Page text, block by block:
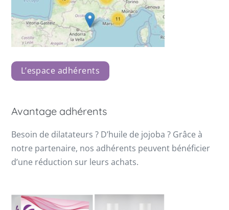
L’espace adhérents
Avantage adhérents
Besoin de dilatateurs ? D’huile de jojoba ? Grâce à
notre partenaire, nos adhérents peuvent bénéficier
d’une réduction sur leurs achats.